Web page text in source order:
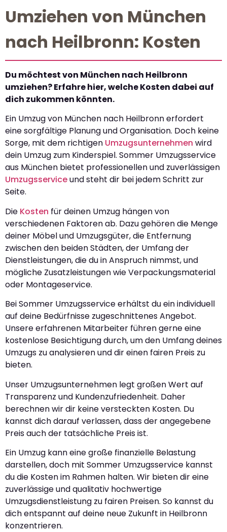
Umziehen von München
nach Heilbronn: Kosten
Du möchtest von München nach Heilbronn
umziehen? Erfahre hier, welche Kosten dabei auf
dich zukommen könnten.
Ein Umzug von München nach Heilbronn erfordert
eine sorgfältige Planung und Organisation. Doch keine
Sorge, mit dem richtigen Umzugsunternehmen wird
dein Umzug zum Kinderspiel. Sommer Umzugsservice
aus München bietet professionellen und zuverlässigen
Umzugsserviceund steht dir bei jedem Schritt zur
Seite.
Die Kosten für deinen Umzug hängen von
verschiedenen Faktoren ab. Dazu gehören die Menge
deiner Möbel und Umzugsgüter, die Entfernung
zwischen den beiden Städten, der Umfang der
Dienstleistungen, die du in Anspruch nimmst, und
mögliche Zusatzleistungen wie Verpackungsmaterial
oder Montageservice.
Bei Sommer Umzugsservice erhältst du ein individuell
auf deine Bedürfnisse zugeschnittenes Angebot.
Unsere erfahrenen Mitarbeiter führen gerne eine
kostenlose Besichtigung durch, um den Umfang deines
Umzugs zu analysieren und dir einen fairen Preis zu
bieten.
Unser Umzugsunternehmen legt großen Wert auf
Transparenz und Kundenzufriedenheit. Daher
berechnen wir dir keine versteckten Kosten. Du
kannst dich darauf verlassen, dass der angegebene
Preis auch der tatsächliche Preis ist.
Ein Umzug kann eine große finanzielle Belastung
darstellen, doch mit Sommer Umzugsservice kannst
du die Kosten im Rahmen halten. Wir bieten dir eine
zuverlässige und qualitativ hochwertige
Umzugsdienstleistung zu fairen Preisen. So kannst du
dich entspannt auf deine neue Zukunft in Heilbronn
konzentrieren.